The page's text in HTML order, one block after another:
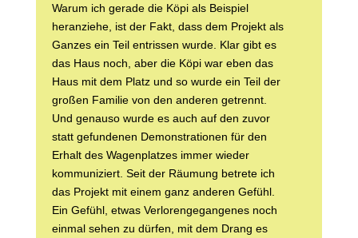
Warum ich gerade die Köpi als Beispiel
heranziehe, ist der Fakt, dass dem Projekt als
Ganzes ein Teil entrissen wurde. Klar gibt es
das Haus noch, aber die Köpi war eben das
Haus mit dem Platz und so wurde ein Teil der
großen Familie von den anderen getrennt.
Und genauso wurde es auch auf den zuvor
statt gefundenen Demonstrationen für den
Erhalt des Wagenplatzes immer wieder
kommuniziert. Seit der Räumung betrete ich
das Projekt mit einem ganz anderen Gefühl.
Ein Gefühl, etwas Verlorengegangenes noch
einmal sehen zu dürfen, mit dem Drang es